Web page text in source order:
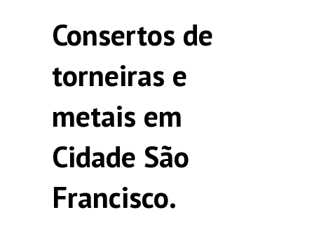
Consertos de
torneiras e
metais em
Cidade São
Francisco.